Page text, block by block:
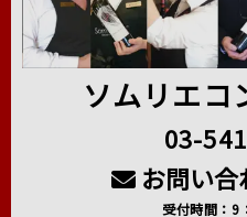
ソムリエコ
03-
お問い合
受付時間：9